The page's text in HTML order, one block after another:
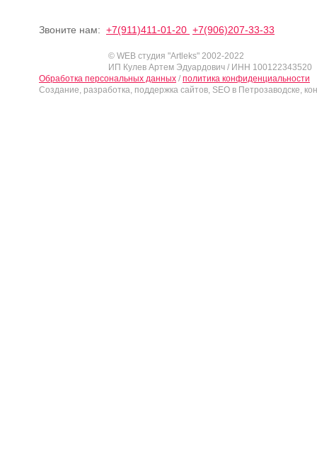
Звоните нам: +7(911)411-01-20 +7(906)207-33-33
© WEB студия "Artleks" 2002-2022
ИП Кулев Артем Эдуардович / ИНН 100122343520
Обработка персональных данных / политика конфиденциальности
Создание, разработка, поддержка сайтов, SEO в Петрозаводске,